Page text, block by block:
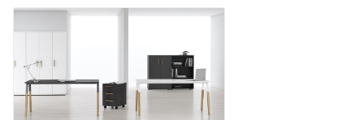
ПВХ – 2 мм. Удобные колесики с плавным ходом.